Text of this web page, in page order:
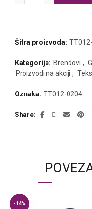
Šifra proizvoda:
Kategorije: Brendovi ,
Proizvodi na akciji ,
Oznaka: TT012-0204
Share
-14%